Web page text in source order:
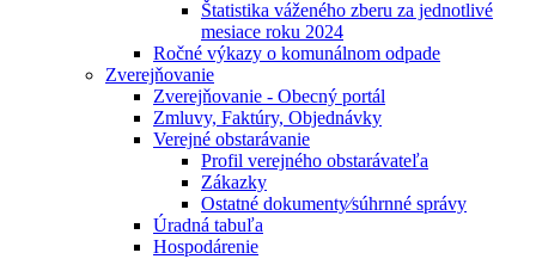
Štatistika váženého zberu za jednotlivé
mesiace roku 2024
Ročné výkazy o komunálnom odpade
Zverejňovanie
Zverejňovanie - Obecný portál
Zmluvy, Faktúry, Objednávky
Verejné obstarávanie
Profil verejného obstarávateľa
Zákazky
Ostatné dokumenty⁄súhrnné správy
Úradná tabuľa
Hospodárenie